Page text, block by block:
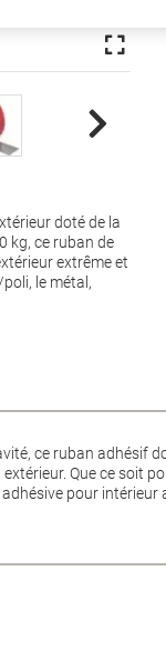
doté de la
kg, ce ruban de
extrême et
le métal,
ce ruban adhésif
Que ce soit
pour intérieur